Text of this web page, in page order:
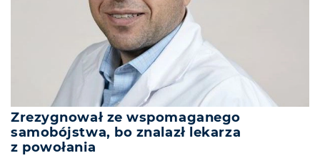
Zrezygnował ze wspomaganego
samobójstwa, bo znalazł lekarza
z powołania